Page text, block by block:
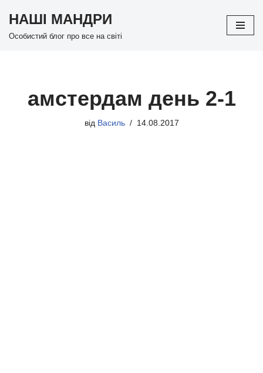
Перейти
НАШІ МАНДРИ
Особистий блог про все на світі
амстердам день 2-1
від Василь 14.08.2017